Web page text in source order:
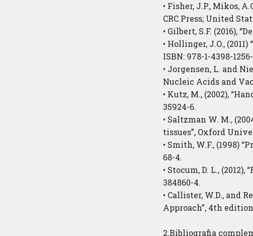
• Fisher, J.P., Mikos,
CRC Press; United
• Gilbert, S.F. (2016),
• Hollinger, J.O.,
ISBN: 978-1-4398-
• Jorgensen, L. and
Nucleic Acids and
• Kutz, M., (2002),
35924-6.
• Saltzman W. M.,
tissues”, Oxford
• Smith, W.F., (1998)
68-4.
• Stocum, D. L.,
384860-4.
• Callister, W.D., and
Approach”, 4th
2.Bibliografia